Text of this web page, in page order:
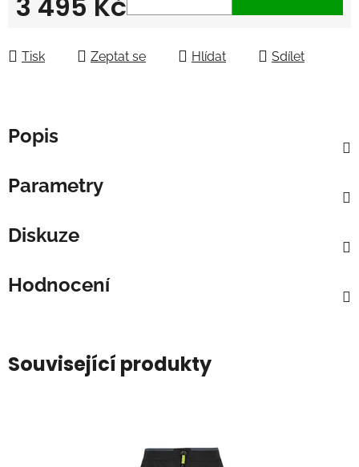
Tisk Zeptat se Hlídat Sdílet
Popis
Parametry
Diskuze
Hodnocení
Související produkty